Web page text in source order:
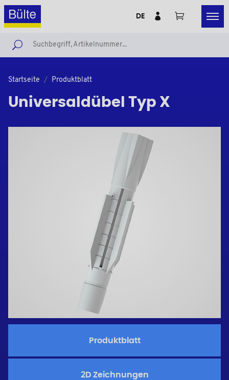
DE
Startseite Produktblatt
Universaldübel Typ X
Produktblatt
2D Zeichnungen